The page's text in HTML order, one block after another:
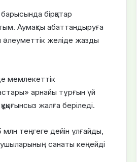
бірқатар
Аумақты абаттандыруға
әлеуметтік желіде жазды
мемлекеттік
арнайы тұрғын үй
жалға беріледі.
теңгеге дейін ұлғайды,
санаты кеңейді